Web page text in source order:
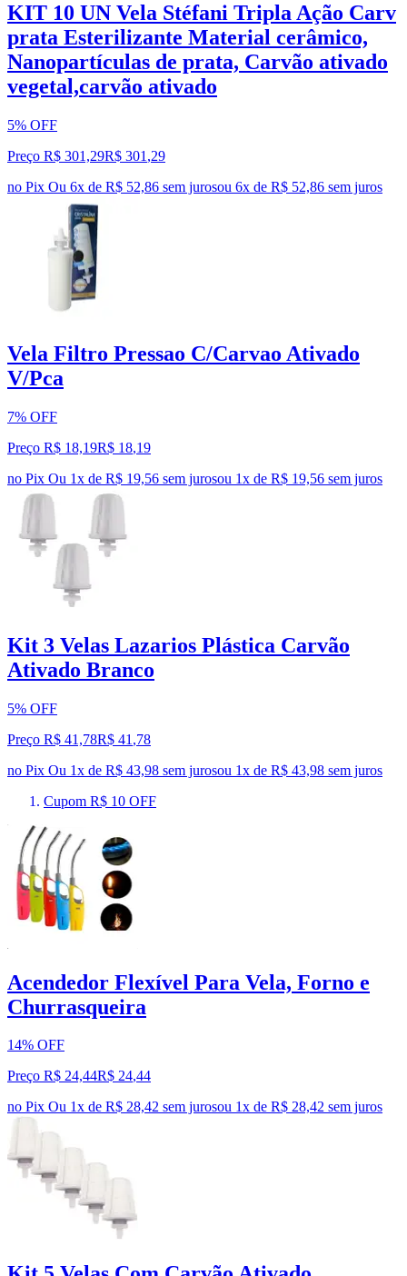
KIT 10 UN Vela Stéfani Tripla Ação Carv
prata Esterilizante Material cerâmico,
Nanopartículas de prata, Carvão ativado
vegetal,carvão ativado
5% OFF
Preço R$ 301,29R$ 301 ,29
no Pix Ou 6x de R$ 52,86 sem jurosou 6x de R$ 52,86 sem juros
Vela Filtro Pressao C/Carvao Ativado
V/Pca
7% OFF
Preço R$ 18,19R$ 18,19
no Pix Ou 1x de R$ 19,56 sem jurosou 1x de R$ 19,56 sem juros
Kit 3 Velas Lazarios Plástica Carvão
Ativado Branco
5% OFF
Preço R$ 41,78R$ 41 ,78
no Pix Ou 1x de R$ 43,98 sem jurosou 1x de R$ 43,98 sem juros
Cupom R$ 10 OFF
Acendedor Flexível Para Vela, Forno e
Churrasqueira
14% OFF
Preço R$ 24,44R$ 24,44
no Pix Ou 1x de R$ 28,42 sem jurosou 1x de R$ 28,42 sem juros